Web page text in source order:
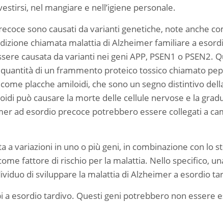
nel mangiare e nell’igiene personale.
sono causati da varianti genetiche, note anche
chiamata malattia di Alzheimer familiare a
causata da varianti nei geni APP, PSEN1 o PSEN2.
di un frammento proteico tossico chiamato
placche amiloidi, che sono un segno distintivo
può causare la morte delle cellule nervose e la
ad esordio precoce potrebbero essere collegati a
a variazioni in uno o più geni, in combinazione con lo
fattore di rischio per la malattia. Nello specifico,
di sviluppare la malattia di Alzheimer a esordio
a esordio tardivo. Questi geni potrebbero non essere